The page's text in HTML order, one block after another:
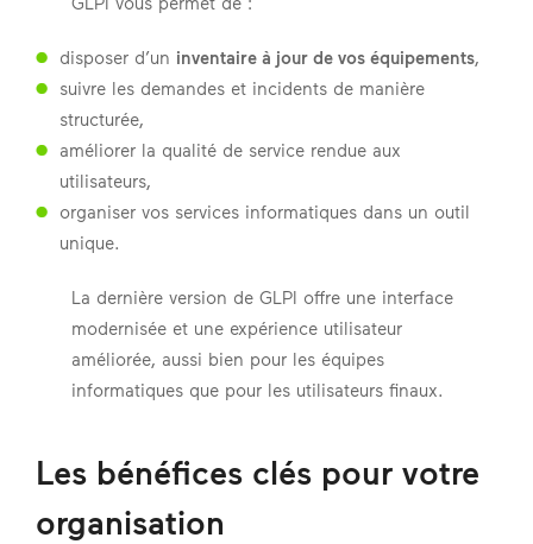
disposer d’un inventaire à jour de vos équipements,
suivre les demandes et incidents de manière
structurée,
améliorer la qualité de service rendue aux
utilisateurs,
organiser vos services informatiques dans un outil
unique.
La dernière version de GLPI offre une interface
modernisée et une expérience utilisateur
améliorée, aussi bien pour les équipes
informatiques que pour les utilisateurs finaux.
Les bénéfices clés pour votre
organisation